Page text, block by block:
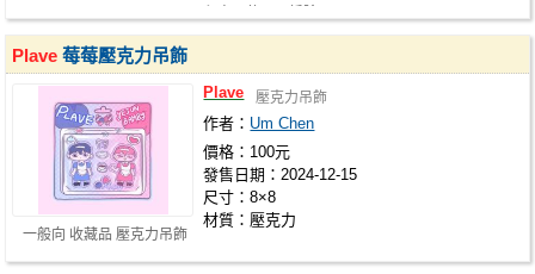
一般向 收藏品 壓克力吊飾
Plave 莓莓壓克力吊飾
Plave 壓克力吊飾
作者： Um Chen
價格：100元
發售日期：2024-12-15
尺寸：8×8
材質：壓克力